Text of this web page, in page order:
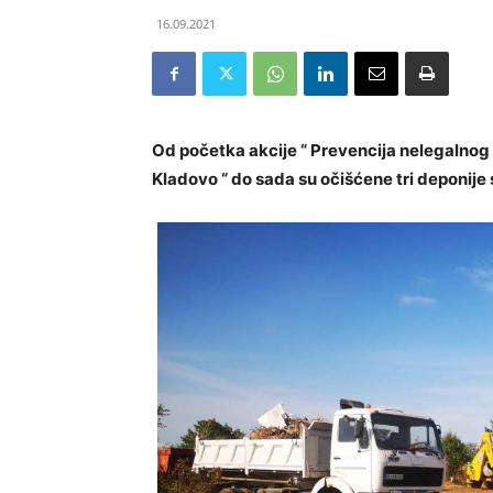
16.09.2021
Od početka akcije “ Prevencija
Kladovo “ do sada su očišćene tri